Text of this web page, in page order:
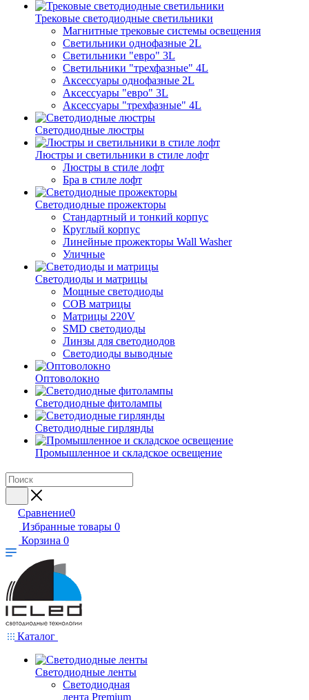
Трековые светодиодные светильники
Магнитные трековые системы освещения
Светильники однофазные 2L
Светильники "евро" 3L
Светильники "трехфазные" 4L
Аксессуары однофазные 2L
Аксессуары "евро" 3L
Аксессуары "трехфазные" 4L
Светодиодные люстры
Люстры и светильники в стиле лофт
Люстры в стиле лофт
Бра в стиле лофт
Светодиодные прожекторы
Стандартный и тонкий корпус
Круглый корпус
Линейные прожекторы Wall Washer
Уличные
Светодиоды и матрицы
Мощные светодиоды
COB матрицы
Матрицы 220V
SMD светодиоды
Линзы для светодиодов
Светодиоды выводные
Оптоволокно
Светодиодные фитолампы
Светодиодные гирлянды
Промышленное и складское освещение
Сравнение0
Избранные товары 0
Корзина 0
Каталог
Светодиодные ленты
Светодиодная
лента Premium